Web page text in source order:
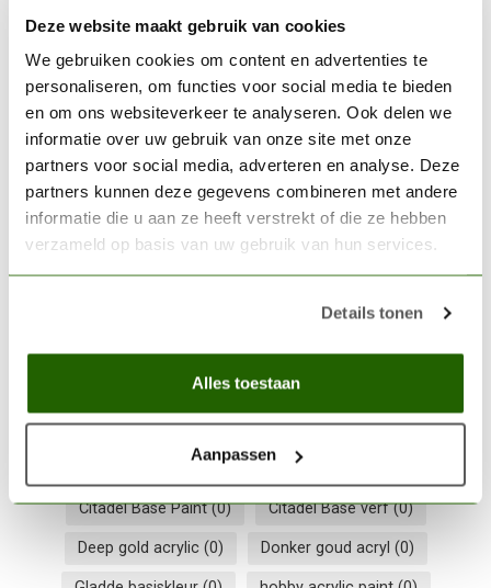
Deze website maakt gebruik van cookies
We gebruiken cookies om content en advertenties te
personaliseren, om functies voor social media te bieden
en om ons websiteverkeer te analyseren. Ook delen we
informatie over uw gebruik van onze site met onze
partners voor social media, adverteren en analyse. Deze
partners kunnen deze gegevens combineren met andere
informatie die u aan ze heeft verstrekt of die ze hebben
verzameld op basis van uw gebruik van hun services.
Details tonen
Alles toestaan
Aanpassen
CITADEL
Citadel Black Templar -
Contrast Paint - 18ml - 29-
38
Niet op voorraad
€6,30
Citadel Corax White - Base
Paint - 12ml - 21-52
€3,60
12ml Paint Pot(0) 12ml verfpotje
755848 color paint(0) 755848 kleur verf(0)
(0) Balthasar Gold verf
Citadel Base Paint(0) Citadel Base verf(0)
Deep gold acrylic (0) Donker goud acryl (0)